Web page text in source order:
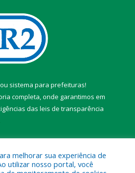
ou sistema para prefeituras!
completa, onde garantimos em
das leis de transparência
melhorar sua experiência de
utilizar nosso portal, você